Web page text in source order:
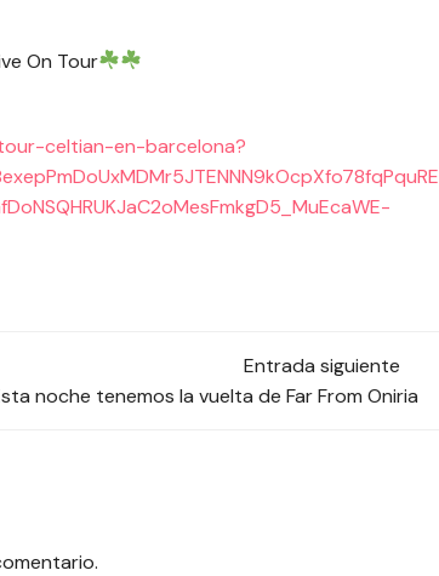
On Tour
celtian-en-barcelona?
Entrada siguiente
noche tenemos la vuelta de Far From Oniria